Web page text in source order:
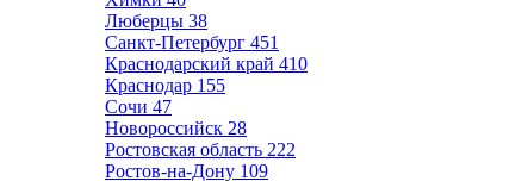
Люберцы 38
Санкт-Петербург 451
Краснодарский край 410
Краснодар 155
Сочи 47
Новороссийск 28
Ростовская область 222
Ростов-на-Дону 109